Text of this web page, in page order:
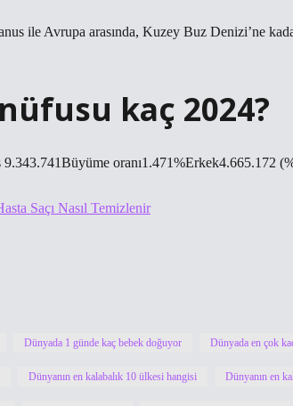
ile Avrupa arasında, Kuzey Buz Denizi’ne
kaç 2024?
oranı1.471%Erkek4.665.172
Saçı Nasıl Temizlenir
Dünyada 1 günde kaç bebek doğuyor Dünyada en çok
Dünyanın en kalabalık 10 ülkesi hangisi Dünyanın en